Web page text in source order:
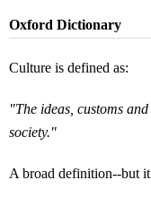
Oxford Dictionary
Culture is defined as:
"The ideas, customs
society."
A broad definition--but it